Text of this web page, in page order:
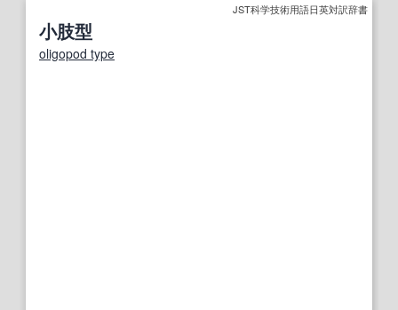
JST科学技術用語日英対訳辞書
小肢型
oligopod type